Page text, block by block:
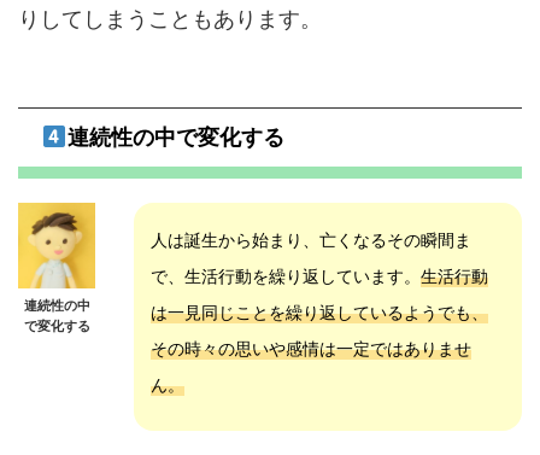
りしてしまうこともあります。
連続性の中で変化する
連続性の中
で変化する
人は誕生から始まり、亡くなるその瞬間ま
で、生活行動を繰り返しています。生活行動
は一見同じことを繰り返しているようでも、
その時々の思いや感情は一定ではありませ
ん。